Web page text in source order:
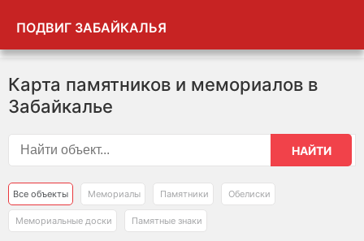
ПОДВИГ ЗАБАЙКАЛЬЯ
Карта памятников и мемориалов в
Забайкалье
НАЙТИ
Все объекты Мемориалы Памятники Обелиски
Мемориальные доски Памятные знаки